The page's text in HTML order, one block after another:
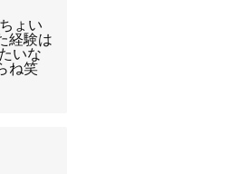
ょい
経験は
いな
ね笑